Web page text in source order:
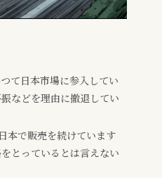
て日本市場に参入してい
などを理由に撤退してい
本で販売を続けています
とっているとは言えない